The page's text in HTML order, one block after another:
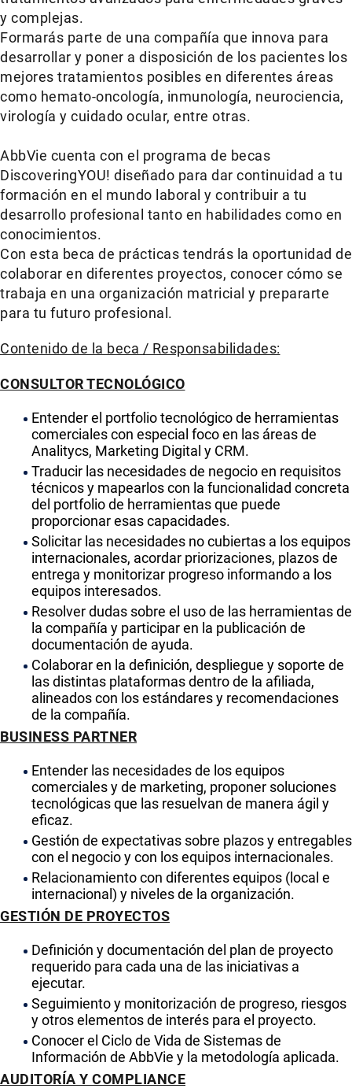
y complejas.
Formarás parte de una compañía que innova para
desarrollar y poner a disposición de los pacientes los
mejores tratamientos posibles en diferentes áreas
como hemato-oncología, inmunología, neurociencia,
virología y cuidado ocular, entre otras.
AbbVie cuenta con el programa de becas
DiscoveringYOU! diseñado para dar continuidad a tu
formación en el mundo laboral y contribuir a tu
desarrollo profesional tanto en habilidades como en
conocimientos.
Con esta beca de prácticas tendrás la oportunidad de
colaborar en diferentes proyectos, conocer cómo se
trabaja en una organización matricial y prepararte
para tu futuro profesional.
Contenido de la beca / Responsabilidades:
CONSULTOR TECNOLÓGICO
Entender el portfolio tecnológico de herramientas
comerciales con especial foco en las áreas de
Analitycs, Marketing Digital y CRM.
Traducir las necesidades de negocio en requisitos
técnicos y mapearlos con la funcionalidad concreta
del portfolio de herramientas que puede
proporcionar esas capacidades.
Solicitar las necesidades no cubiertas a los equipos
internacionales, acordar priorizaciones, plazos de
entrega y monitorizar progreso informando a los
equipos interesados.
Resolver dudas sobre el uso de las herramientas de
la compañía y participar en la publicación de
documentación de ayuda.
Colaborar en la definición, despliegue y soporte de
las distintas plataformas dentro de la afiliada,
alineados con los estándares y recomendaciones
de la compañía.
BUSINESS PARTNER
Entender las necesidades de los equipos
comerciales y de marketing, proponer soluciones
tecnológicas que las resuelvan de manera ágil y
eficaz.
Gestión de expectativas sobre plazos y entregables
con el negocio y con los equipos internacionales.
Relacionamiento con diferentes equipos (local e
internacional) y niveles de la organización.
GESTIÓN DE PROYECTOS
Definición y documentación del plan de proyecto
requerido para cada una de las iniciativas a
ejecutar.
Seguimiento y monitorización de progreso, riesgos
y otros elementos de interés para el proyecto.
Conocer el Ciclo de Vida de Sistemas de
Información de AbbVie y la metodología aplicada.
AUDITORÍA Y COMPLIANCE